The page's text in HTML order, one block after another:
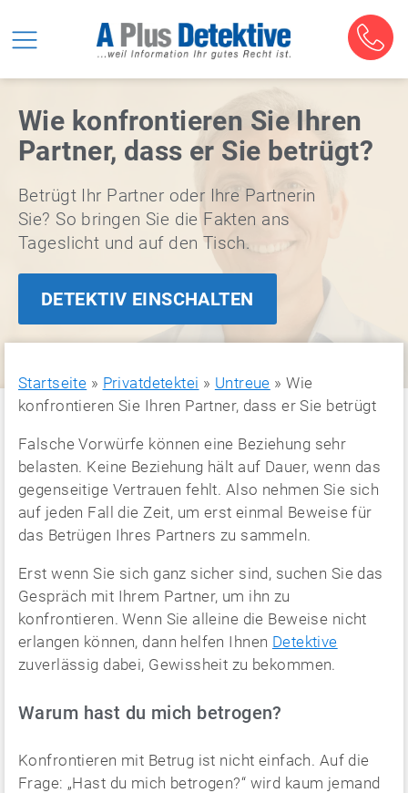
Wie konfrontieren Sie Ihren
Partner, dass er Sie betrügt?
Betrügt Ihr Partner oder Ihre Partnerin
Sie? So bringen Sie die Fakten ans
Tageslicht und auf den Tisch.
DETEKTIV EINSCHALTEN
Startseite » Privatdetektei » Untreue » Wie
konfrontieren Sie Ihren Partner, dass er Sie betrügt
Falsche Vorwürfe können eine Beziehung sehr
belasten. Keine Beziehung hält auf Dauer, wenn das
gegenseitige Vertrauen fehlt. Also nehmen Sie sich
auf jeden Fall die Zeit, um erst einmal Beweise für
das Betrügen Ihres Partners zu sammeln.
Erst wenn Sie sich ganz sicher sind, suchen Sie das
Gespräch mit Ihrem Partner, um ihn zu
konfrontieren. Wenn Sie alleine die Beweise nicht
erlangen können, dann helfen Ihnen Detektive
zuverlässig dabei, Gewissheit zu bekommen.
Warum hast du mich betrogen?
Konfrontieren mit Betrug ist nicht einfach. Auf die
Frage: „Hast du mich betrogen?“ wird kaum jemand